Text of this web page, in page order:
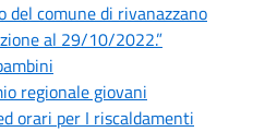
comune di rivanazzano
al 29/10/2022.”
regionale giovani
orari per I riscaldamenti